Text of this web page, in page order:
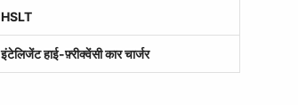
HSLT
इंटेलिजेंट हाई-फ़्रीक्वेंसी कार चार्जर